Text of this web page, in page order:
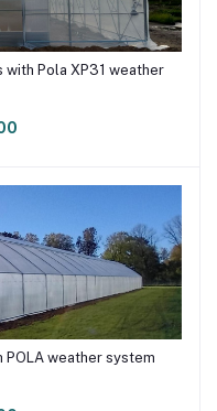
Pola XP31 weather
POLA weather system